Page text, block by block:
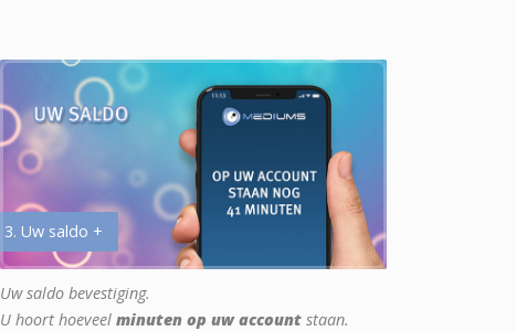
3. Uw saldo +
Uw saldo bevestiging.
U hoort hoeveel minuten op uw account staan.